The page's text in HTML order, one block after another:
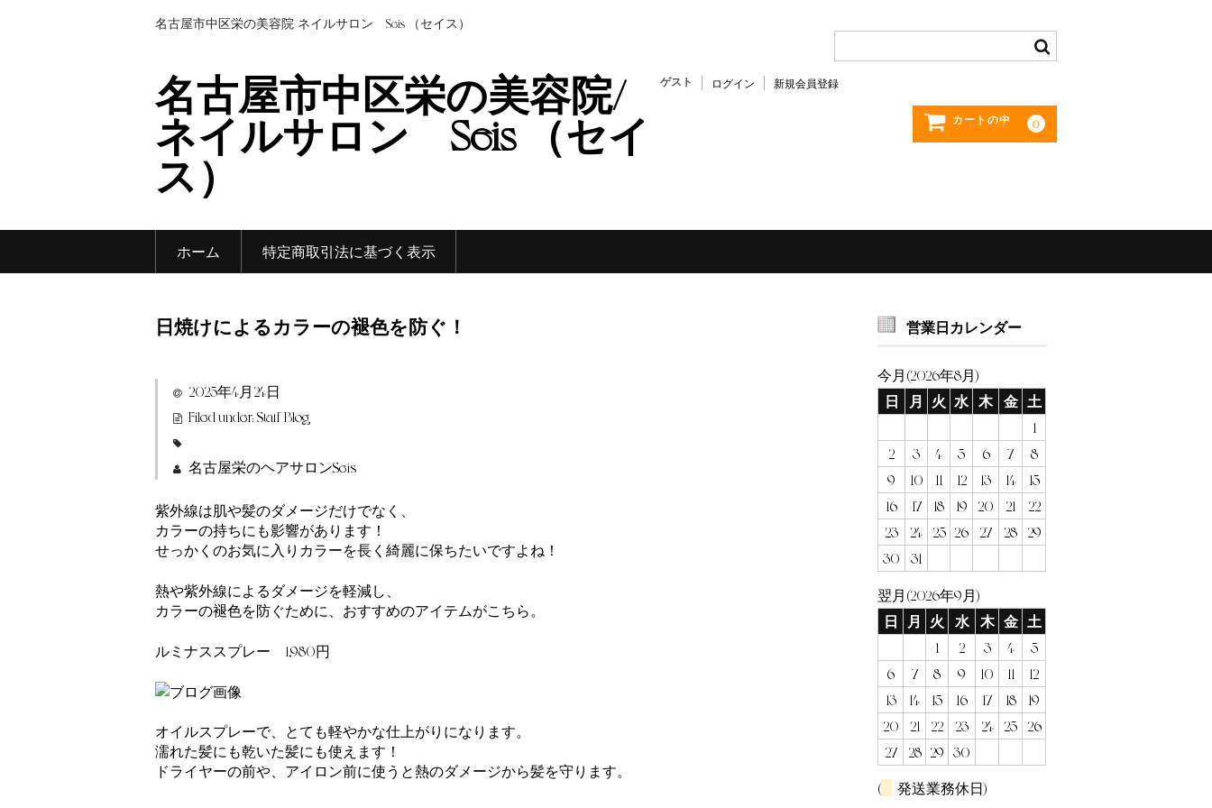
名古屋市中区栄の美容院/ネイルサロン Seis （セイス）
名古屋市中区栄の美容院/
ネイルサロン Seis （セイ
ス）
ゲスト ログイン 新規会員登録
カートの中 0
ホーム 特定商取引法に基づく表示
日焼けによるカラーの褪色を防ぐ！
2025年4月24日
Filed under: Staff Blog
名古屋栄のヘアサロンSeis
紫外線は肌や髪のダメージだけでなく、
カラーの持ちにも影響があります！
せっかくのお気に入りカラーを長く綺麗に保ちたいですよね！
熱や紫外線によるダメージを軽減し、
カラーの褪色を防ぐために、おすすめのアイテムがこちら。
ルミナススプレー 1,980円
オイルスプレーで、とても軽やかな仕上がりになります。
濡れた髪にも乾いた髪にも使えます！
ドライヤーの前や、アイロン前に使うと熱のダメージから髪を守ります。
営業日カレンダー
今月(2026年8月)
日
月 火 水 木 金 土
1
2
3 4 5 6 7
8
9
10 11 12 13 14
15
16
17 18 19 20 21
22
23
24 25 26 27 28
29
30
31
翌月(2026年9月)
日
月 火 水 木 金 土
1
2 3 4
5
6
7 8 9 10 11
12
13
14 15 16 17 18
19
20
21 22 23 24 25
26
27
28 29 30
( 発送業務休日)